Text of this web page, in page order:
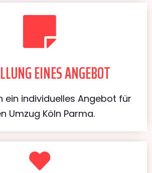
EINES ANGEBOT
ein individuelles Angebot für
Umzug Köln Parma.